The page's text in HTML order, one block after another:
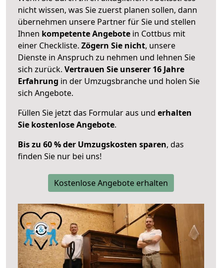
nicht wissen, was Sie zuerst planen sollen, dann
übernehmen unsere Partner für Sie und stellen
Ihnen kompetente Angebote in Cottbus mit
einer Checkliste. Zögern Sie nicht, unsere
Dienste in Anspruch zu nehmen und lehnen Sie
sich zurück. Vertrauen Sie unserer 16 Jahre
Erfahrung in der Umzugsbranche und holen Sie
sich Angebote.
Füllen Sie jetzt das Formular aus und erhalten
Sie kostenlose Angebote.
Bis zu 60 % der Umzugskosten sparen, das
finden Sie nur bei uns!
Kostenlose Angebote erhalten